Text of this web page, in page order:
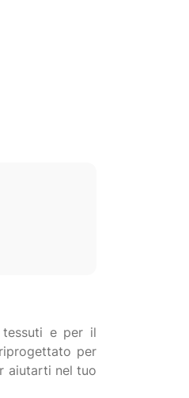
e per il
per
aiutarti nel tuo